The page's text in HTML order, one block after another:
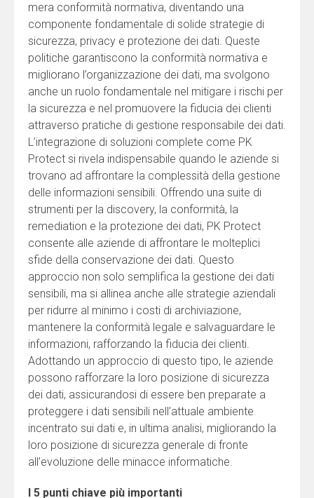
mera conformità normativa, diventando una
componente fondamentale di solide strategie di
sicurezza, privacy e protezione dei dati. Queste
politiche garantiscono la conformità normativa e
migliorano l’organizzazione dei dati, ma svolgono
anche un ruolo fondamentale nel mitigare i rischi per
la sicurezza e nel promuovere la fiducia dei clienti
attraverso pratiche di gestione responsabile dei dati.
L’integrazione di soluzioni complete come PK
Protect si rivela indispensabile quando le aziende si
trovano ad affrontare la complessità della gestione
delle informazioni sensibili. Offrendo una suite di
strumenti per la discovery, la conformità, la
remediation e la protezione dei dati, PK Protect
consente alle aziende di affrontare le molteplici
sfide della conservazione dei dati. Questo
approccio non solo semplifica la gestione dei dati
sensibili, ma si allinea anche alle strategie aziendali
per ridurre al minimo i costi di archiviazione,
mantenere la conformità legale e salvaguardare le
informazioni, rafforzando la fiducia dei clienti.
Adottando un approccio di questo tipo, le aziende
possono rafforzare la loro posizione di sicurezza
dei dati, assicurandosi di essere ben preparate a
proteggere i dati sensibili nell’attuale ambiente
incentrato sui dati e, in ultima analisi, migliorando la
loro posizione di sicurezza generale di fronte
all’evoluzione delle minacce informatiche.
I 5 punti chiave più importanti